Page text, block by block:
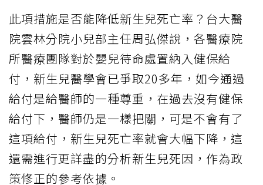
此項措施是否能降低新生兒死亡率？台大醫
院雲林分院小兒部主任周弘傑說，各醫療院
所醫療團隊對於嬰兒待命處置納入健保給
付，新生兒醫學會已爭取20多年，如今通過
給付是給醫師的一種尊重，在過去沒有健保
給付下，醫師仍是一樣把關，可是不會有了
這項給付，新生兒死亡率就會大幅下降，這
還需進行更詳盡的分析新生兒死因，作為政
策修正的參考依據。